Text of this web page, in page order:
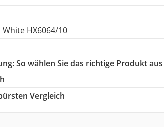
HX6064/10
: So wählen Sie das richtige Produkt
Vergleich